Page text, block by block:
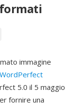
immagine
WordPerfect
5.0 il 5 maggio
fornire una